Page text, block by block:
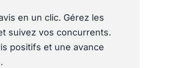
en un clic. Gérez les
suivez vos concurrents.
positifs et une avance